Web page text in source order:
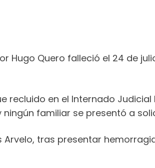
Hugo Quero falleció el 24 de
en el Internado Judicial
familiar se presentó a
Arvelo, tras presentar